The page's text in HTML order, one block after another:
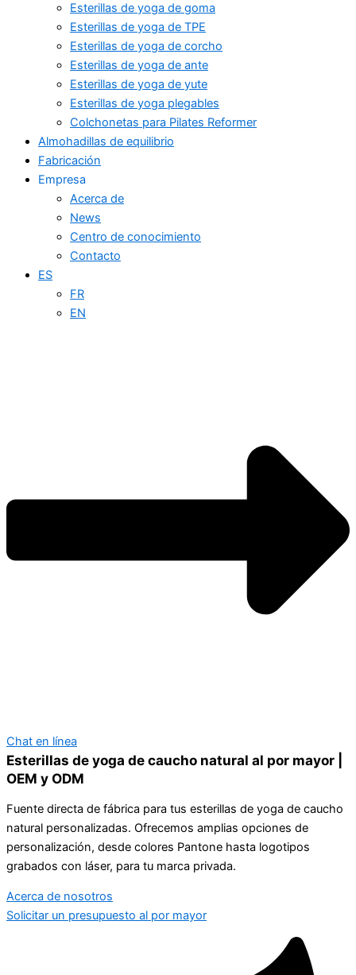
Esterillas de yoga de goma
Esterillas de yoga de TPE
Esterillas de yoga de corcho
Esterillas de yoga de ante
Esterillas de yoga de yute
Esterillas de yoga plegables
Colchonetas para Pilates Reformer
Almohadillas de equilibrio
Fabricación
Empresa
Acerca de
News
Centro de conocimiento
Contacto
ES
FR
EN
Chat en línea
Esterillas de yoga de caucho natural al por mayor |
OEM y ODM
Fuente directa de fábrica para tus esterillas de yoga de caucho
natural personalizadas. Ofrecemos amplias opciones de
personalización, desde colores Pantone hasta logotipos
grabados con láser, para tu marca privada.
Acerca de nosotros
Solicitar un presupuesto al por mayor